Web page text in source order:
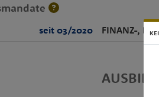
seit 03/2020 FINANZ-,